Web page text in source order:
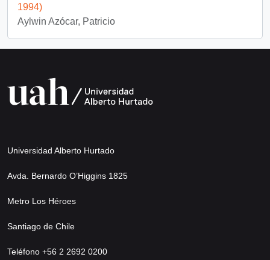
1994)
Aylwin Azócar, Patricio
Universidad Alberto Hurtado
Avda. Bernardo O’Higgins 1825
Metro Los Héroes
Santiago de Chile
Teléfono +56 2 2692 0200